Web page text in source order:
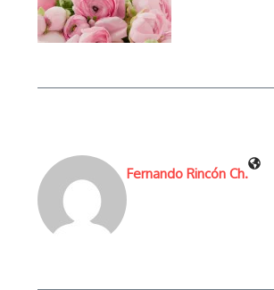
Fernando Rincón Ch.